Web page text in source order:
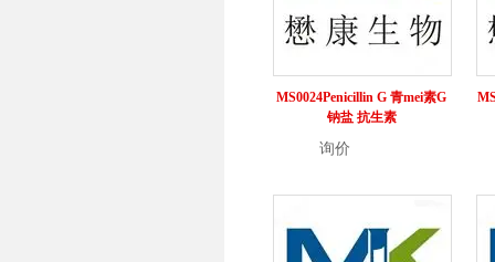
MS0024Penicillin G 青mei素G
钠盐 抗生素
询价